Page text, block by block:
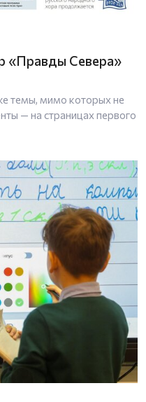
«Правды Севера»
темы, мимо которых не
— на страницах первого